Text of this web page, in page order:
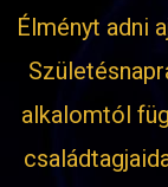
Élményt adni
alkalomtól